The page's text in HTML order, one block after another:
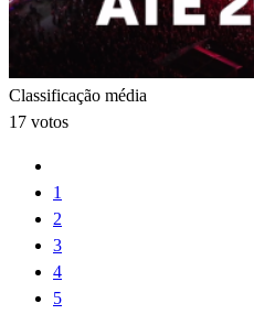
Classificação média
17 votos
1
2
3
4
5